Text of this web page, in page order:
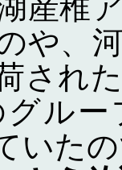
産稚
や、
され
ル
いた